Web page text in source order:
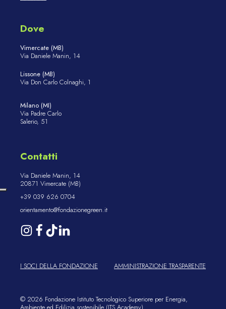
Dove
Vimercate (MB)
Via Daniele Manin, 14
Lissone (MB)
Via Don Carlo Colnaghi, 1
Milano (MI)
Via Padre Carlo
Salerio, 51
Contatti
Via Daniele Manin, 14
20871 Vimercate (MB)
+39 039 626 0704
orientamento@fondazionegreen.it
I SOCI DELLA FONDAZIONE AMMINISTRAZIONE TRASPARENTE
© 2026 Fondazione Istituto Tecnologico Superiore per Energia,